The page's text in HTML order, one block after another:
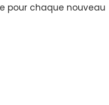
pour chaque nouveau